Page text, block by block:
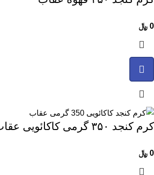
0 ﷼
کرم کنجد ۳۵۰ گرمی کاکائویی عقاب
0 ﷼